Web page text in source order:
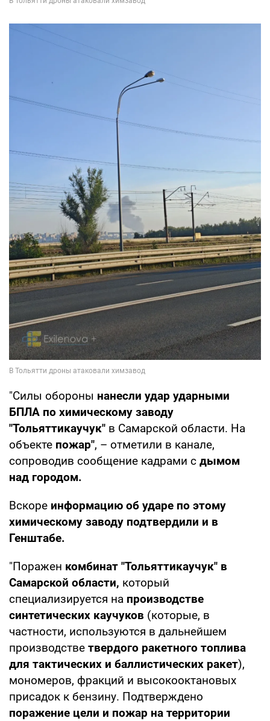
"Силы обороны нанесли удар ударными
БПЛА по химическому заводу
"Тольяттикаучук" в Самарской области. На
объекте пожар", – отметили в канале,
сопроводив сообщение кадрами с дымом
над городом.
Вскоре информацию об ударе по этому
химическому заводу подтвердили и в
Генштабе.
"Поражен комбинат "Тольяттикаучук" в
Самарской области, который
специализируется на производстве
синтетических каучуков (которые, в
частности, используются в дальнейшем
производстве твердого ракетного топлива
для тактических и баллистических ракет),
мономеров, фракций и высокооктановых
присадок к бензину. Подтверждено
поражение цели и пожар на территории